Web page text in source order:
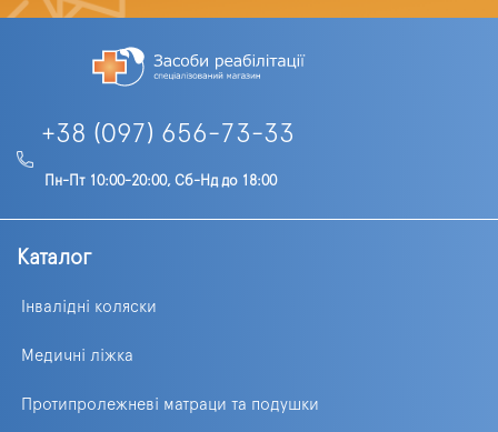
+38 (097) 656-73-33
Пн-Пт 10:00-20:00, Сб-Нд до 18:00
Каталог
Інвалідні коляски
Медичні ліжка
Протипролежневі матраци та подушки